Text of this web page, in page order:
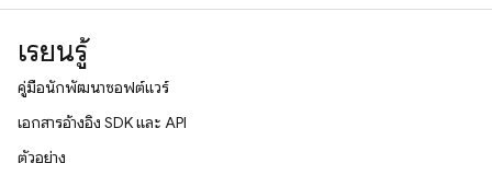
เรียนรู้
คู่มือนักพัฒนาซอฟต์แวร์
เอกสารอ้างอิง SDK และ API
ตัวอย่าง